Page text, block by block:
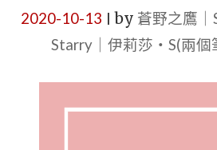
2020-10-13 by 蒼野之鷹
Starry｜伊莉莎・S(兩個